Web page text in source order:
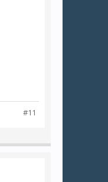
#11